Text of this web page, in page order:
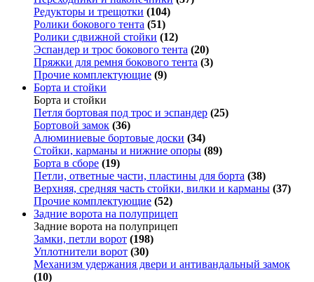
Редукторы и трещотки (104)
Ролики бокового тента (51)
Ролики сдвижной стойки (12)
Эспандер и трос бокового тента (20)
Пряжки для ремня бокового тента (3)
Прочие комплектующие (9)
Борта и стойки
Борта и стойки
Петля бортовая под трос и эспандер (25)
Бортовой замок (36)
Алюминиевые бортовые доски (34)
Стойки, карманы и нижние опоры (89)
Борта в сборе (19)
Петли, ответные части, пластины для борта (38)
Верхняя, средняя часть стойки, вилки и карманы (37)
Прочие комплектующие (52)
Задние ворота на полуприцеп
Задние ворота на полуприцеп
Замки, петли ворот (198)
Уплотнители ворот (30)
Механизм удержания двери и антивандальный замок
(10)